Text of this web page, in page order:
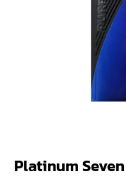
Platinum